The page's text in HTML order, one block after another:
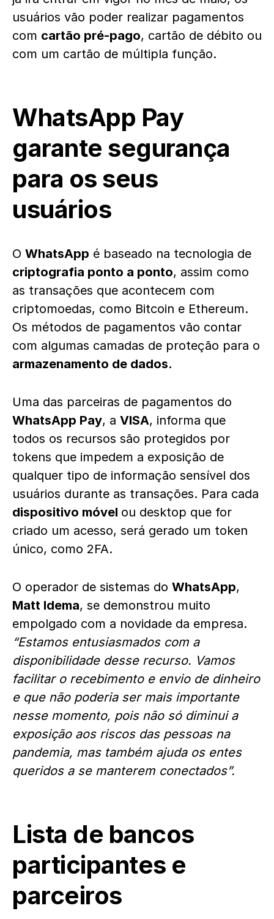
usuários vão poder realizar pagamentos
com cartão pré-pago, cartão de débito ou
com um cartão de múltipla função.
WhatsApp Pay
garante segurança
para os seus
usuários
O WhatsApp é baseado na tecnologia de
criptografia ponto a ponto, assim como
as transações que acontecem com
criptomoedas, como Bitcoin e Ethereum.
Os métodos de pagamentos vão contar
com algumas camadas de proteção para o
armazenamento de dados.
Uma das parceiras de pagamentos do
WhatsApp Pay, a VISA, informa que
todos os recursos são protegidos por
tokens que impedem a exposição de
qualquer tipo de informação sensível dos
usuários durante as transações. Para cada
dispositivo móvel ou desktop que for
criado um acesso, será gerado um token
único, como 2FA.
O operador de sistemas do WhatsApp,
Matt Idema, se demonstrou muito
empolgado com a novidade da empresa.
“Estamos entusiasmados com a
disponibilidade desse recurso. Vamos
facilitar o recebimento e envio de dinheiro
e que não poderia ser mais importante
nesse momento, pois não só diminui a
exposição aos riscos das pessoas na
pandemia, mas também ajuda os entes
queridos a se manterem conectados”.
Lista de bancos
participantes e
parceiros